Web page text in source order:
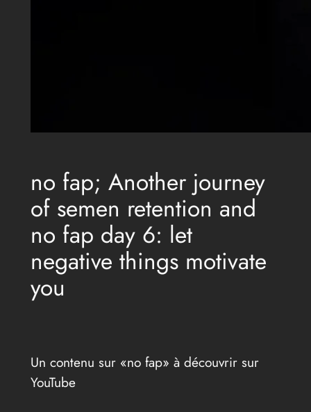
no fap; Another journey
of semen retention and
no fap day 6: let
negative things motivate
you
Un contenu sur «no fap» à découvrir sur
YouTube